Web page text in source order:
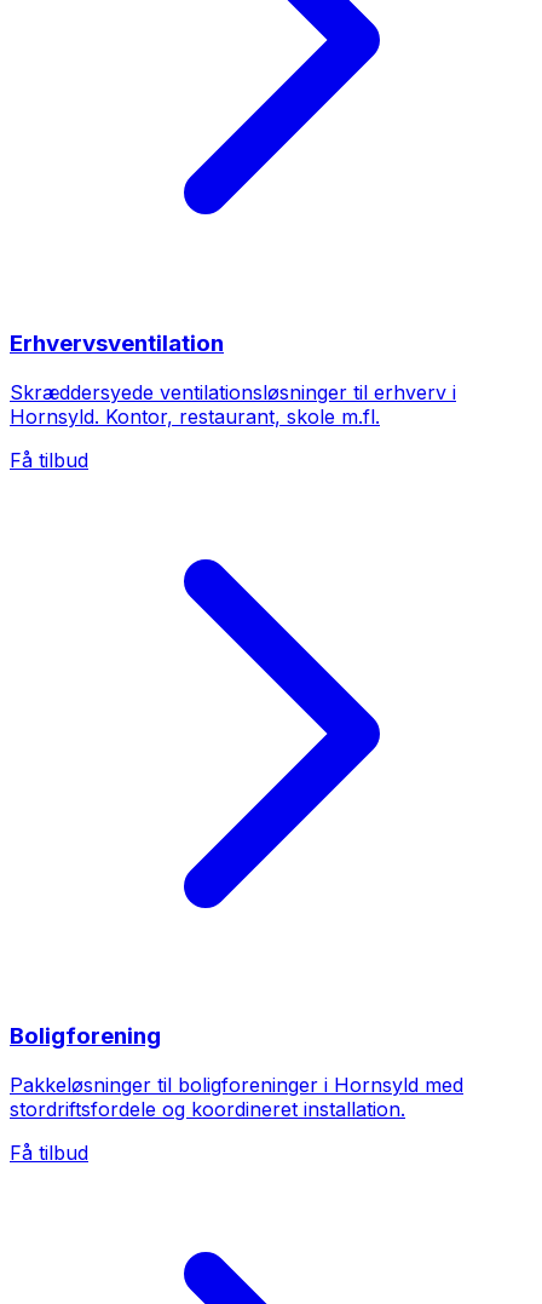
Erhvervsventilation
Skræddersyede ventilationsløsninger til erhverv i
Hornsyld. Kontor, restaurant, skole m.fl.
Få tilbud
Boligforening
Pakkeløsninger til boligforeninger i Hornsyld med
stordriftsfordele og koordineret installation.
Få tilbud